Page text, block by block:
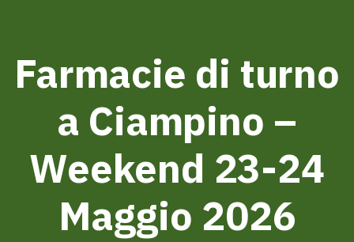
Farmacie di turno
a Ciampino –
Weekend 23-24
Maggio 2026